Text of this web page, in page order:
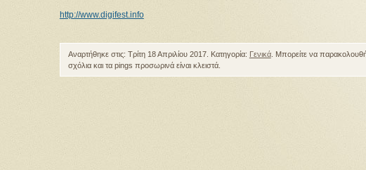
http://www.digifest.info
Αναρτήθηκε στις: Τρίτη 18 Απριλίου 2017. Κατηγορία: Γενικά. Μπορείτε να
σχόλια και τα pings προσωρινά είναι κλειστά.